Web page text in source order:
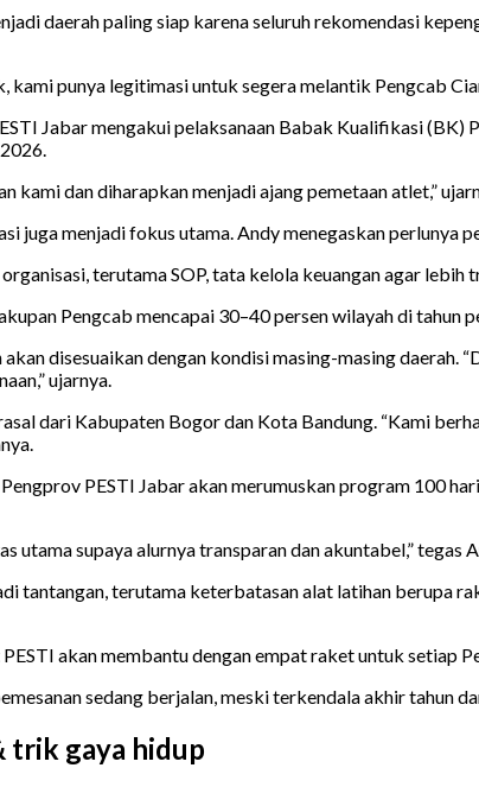
daerah paling siap karena seluruh rekomendasi
punya legitimasi untuk segera melantik Pengcab
Jabar mengakui pelaksanaan Babak Kualifikasi
kami dan diharapkan menjadi ajang pemetaan atlet,”
juga menjadi fokus utama. Andy menegaskan perlunya
terutama SOP, tata kelola keuangan agar lebih
Pengcab mencapai 30–40 persen wilayah di
disesuaikan dengan kondisi masing-masing
ujarnya.
dari Kabupaten Bogor dan Kota Bandung. “Kami
PESTI Jabar akan merumuskan program 100
utama supaya alurnya transparan dan akuntabel,” tegas
tantangan, terutama keterbatasan alat latihan berupa
akan membantu dengan empat raket untuk setiap
sedang berjalan, meski terkendala akhir tahun
trik gaya hidup